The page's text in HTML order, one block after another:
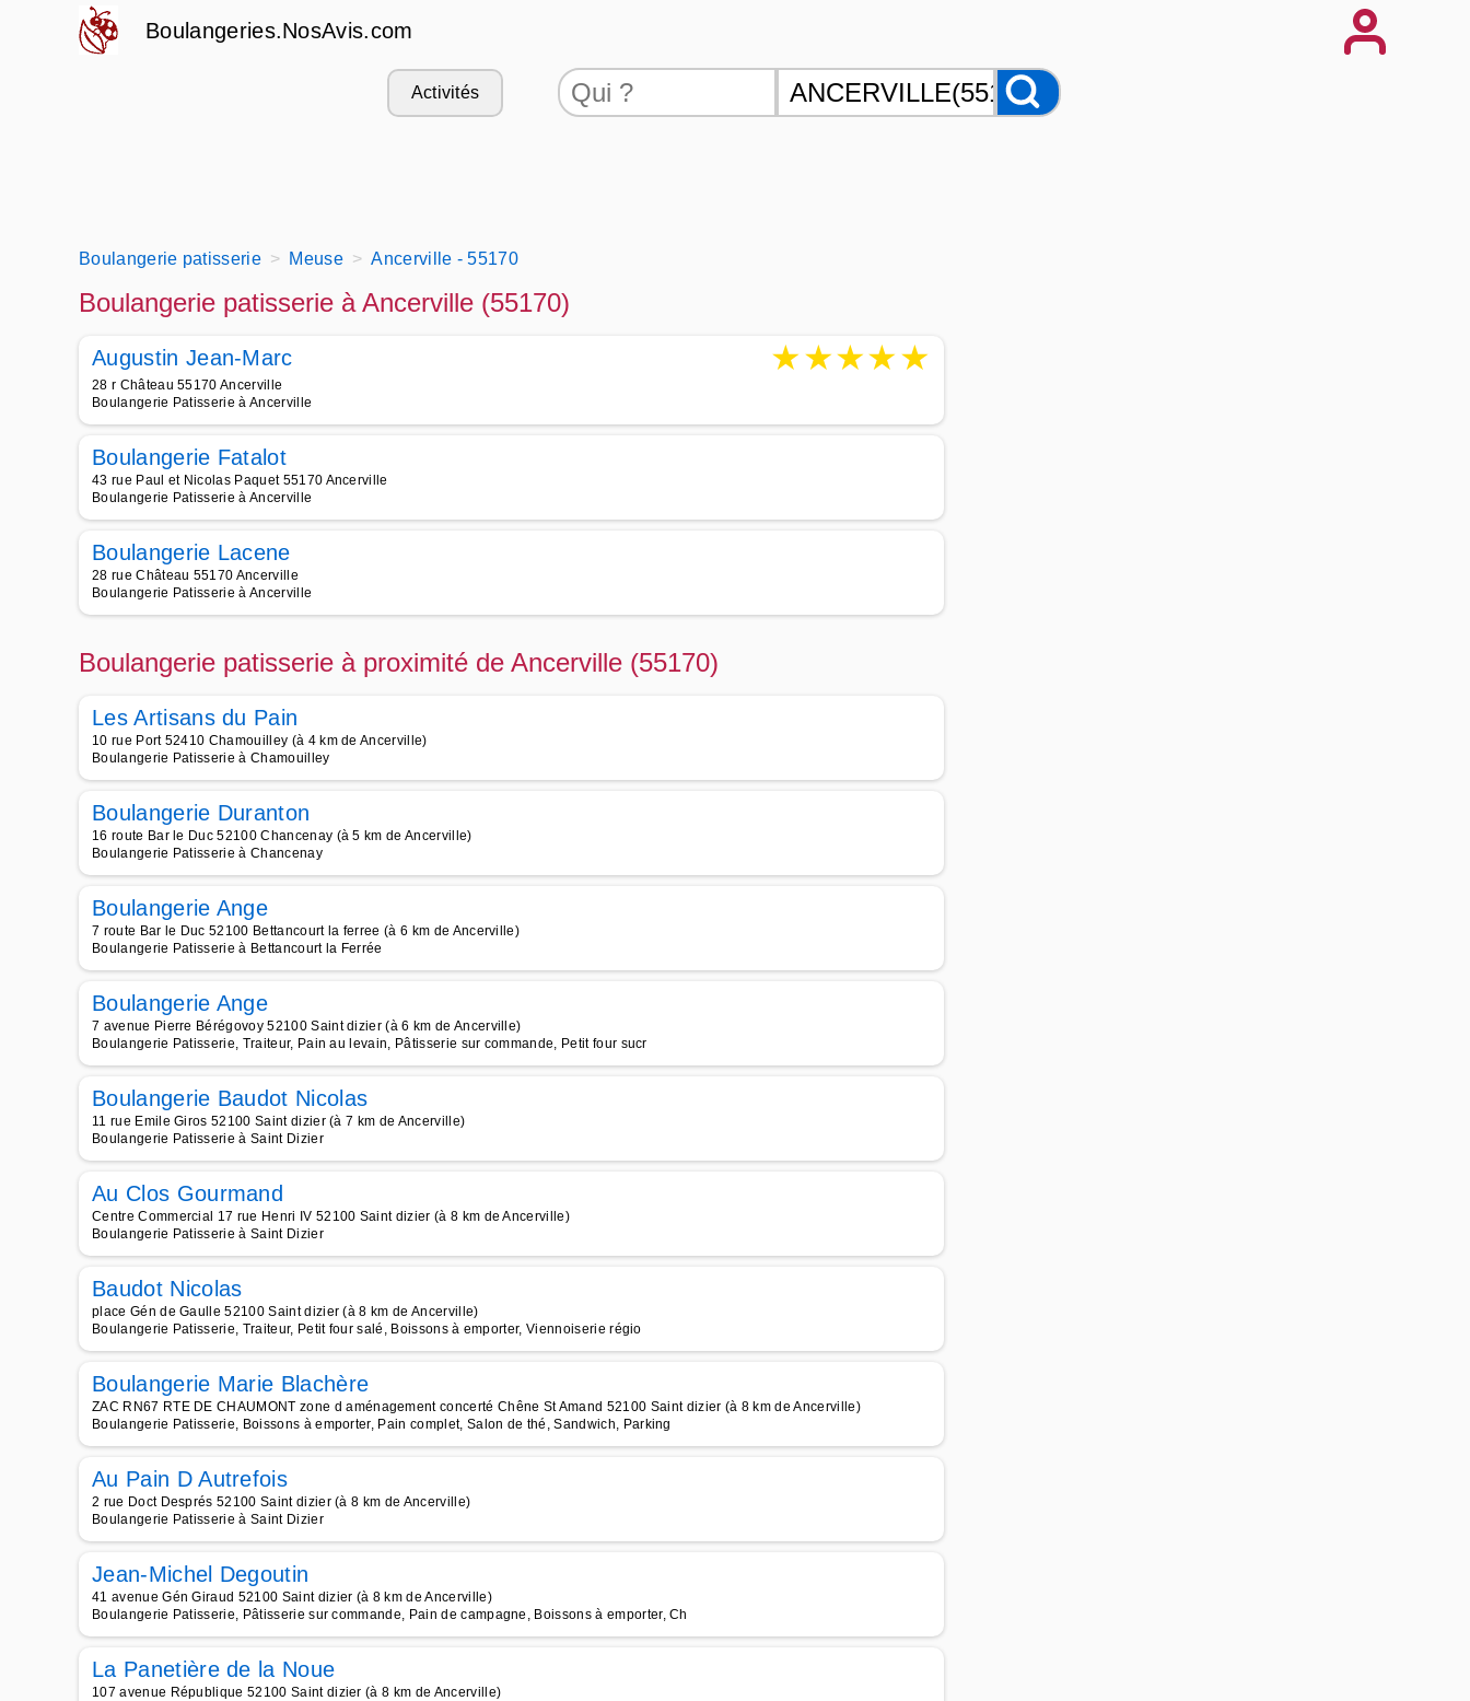
Boulangeries.NosAvis.com
Activités
Boulangerie patisserie Meuse Ancerville - 55170
Boulangerie patisserie à Ancerville (55170)
Augustin Jean-Marc ★★★★★
28 r Château 55170 Ancerville
Boulangerie Patisserie à Ancerville
Boulangerie Fatalot
43 rue Paul et Nicolas Paquet 55170 Ancerville
Boulangerie Patisserie à Ancerville
Boulangerie Lacene
28 rue Château 55170 Ancerville
Boulangerie Patisserie à Ancerville
Boulangerie patisserie à proximité de Ancerville (55170)
Les Artisans du Pain
10 rue Port 52410 Chamouilley (à 4 km de Ancerville)
Boulangerie Patisserie à Chamouilley
Boulangerie Duranton
16 route Bar le Duc 52100 Chancenay (à 5 km de Ancerville)
Boulangerie Patisserie à Chancenay
Boulangerie Ange
7 route Bar le Duc 52100 Bettancourt la ferree (à 6 km de Ancerville)
Boulangerie Patisserie à Bettancourt la Ferrée
Boulangerie Ange
7 avenue Pierre Bérégovoy 52100 Saint dizier (à 6 km de Ancerville)
Boulangerie Patisserie, Traiteur, Pain au levain, Pâtisserie sur commande, Petit four sucr
Boulangerie Baudot Nicolas
11 rue Emile Giros 52100 Saint dizier (à 7 km de Ancerville)
Boulangerie Patisserie à Saint Dizier
Au Clos Gourmand
Centre Commercial 17 rue Henri IV 52100 Saint dizier (à 8 km de Ancerville)
Boulangerie Patisserie à Saint Dizier
Baudot Nicolas
place Gén de Gaulle 52100 Saint dizier (à 8 km de Ancerville)
Boulangerie Patisserie, Traiteur, Petit four salé, Boissons à emporter, Viennoiserie régio
Boulangerie Marie Blachère
ZAC RN67 RTE DE CHAUMONT zone d aménagement concerté Chêne St Amand 52100 Saint dizier (à 8 km de Ancerville)
Boulangerie Patisserie, Boissons à emporter, Pain complet, Salon de thé, Sandwich, Parking
Au Pain D Autrefois
2 rue Doct Després 52100 Saint dizier (à 8 km de Ancerville)
Boulangerie Patisserie à Saint Dizier
Jean-Michel Degoutin
41 avenue Gén Giraud 52100 Saint dizier (à 8 km de Ancerville)
Boulangerie Patisserie, Pâtisserie sur commande, Pain de campagne, Boissons à emporter, Ch
La Panetière de la Noue
107 avenue République 52100 Saint dizier (à 8 km de Ancerville)